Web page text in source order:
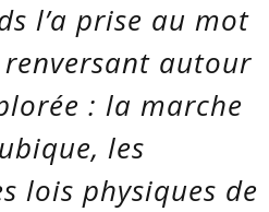
l’a prise au mot
autour
: la marche
les
lois physiques de